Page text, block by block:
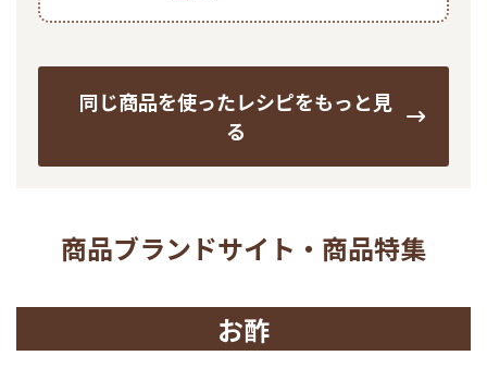
同じ商品を使ったレシピをもっと見
る
商品ブランドサイト・商品特集
お酢